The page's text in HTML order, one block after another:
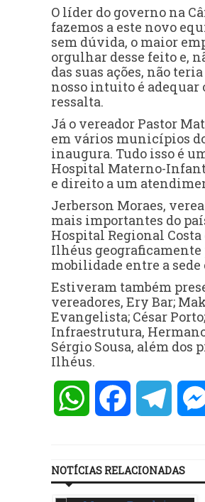
O líder do governo na
fazemos a este novo
sem dúvida, o maior
orgulhar desse feito e,
das suas ações, não
nosso intuito é adequar
ressalta.
Já o vereador Pastor
em vários municípios
inaugura. Tudo isso é
Hospital Materno-
e direito a um
Jerberson Moraes,
mais importantes do
Hospital Regional
Ilhéus
mobilidade entre a
Estiveram também
vereadores, Ery Bar;
Evangelista; César
Infraestrutura,
Sérgio Sousa, além
Ilhéus.
WhatsAppFacebook
NOTÍCIAS RELACIONADAS